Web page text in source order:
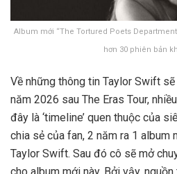
Album mới “The Tortured Poets
hơn 30 phiên bản
Về những thông tin Taylor Swift
năm 2026 sau The Eras Tour,
đây là ‘timeline’ quen thuộc của
chia sẻ của fan, 2 năm ra 1 album
Taylor Swift. Sau đó cô sẽ mở